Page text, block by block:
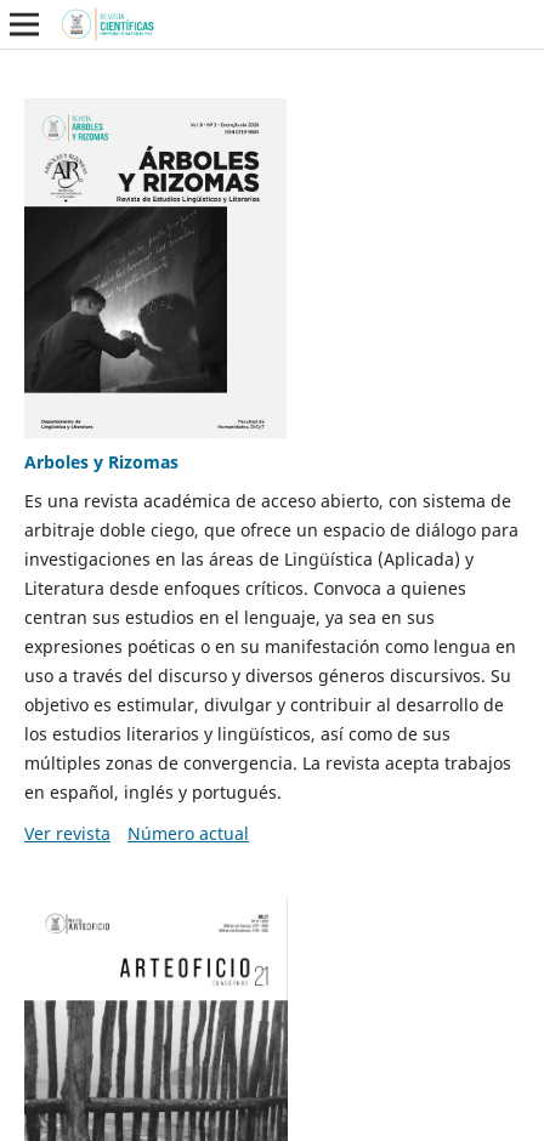
Arboles y Rizomas
Es una revista académica de acceso abierto, con sistema de
arbitraje doble ciego, que ofrece un espacio de diálogo para
investigaciones en las áreas de Lingüística (Aplicada) y
Literatura desde enfoques críticos. Convoca a quienes
centran sus estudios en el lenguaje, ya sea en sus
expresiones poéticas o en su manifestación como lengua en
uso a través del discurso y diversos géneros discursivos. Su
objetivo es estimular, divulgar y contribuir al desarrollo de
los estudios literarios y lingüísticos, así como de sus
múltiples zonas de convergencia. La revista acepta trabajos
en español, inglés y portugués.
Ver revista
Número actual